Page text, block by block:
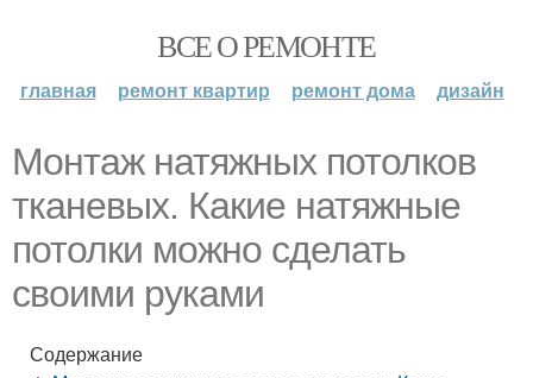
ВСЕ О РЕМОНТЕ
главная ремонт квартир ремонт дома дизайн
Монтаж натяжных потолков
тканевых. Какие натяжные
потолки можно сделать
своими руками
Содержание